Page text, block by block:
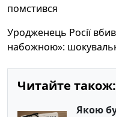
помстився
Уродженець Росії
набожною»:
Читайте також:
Якою